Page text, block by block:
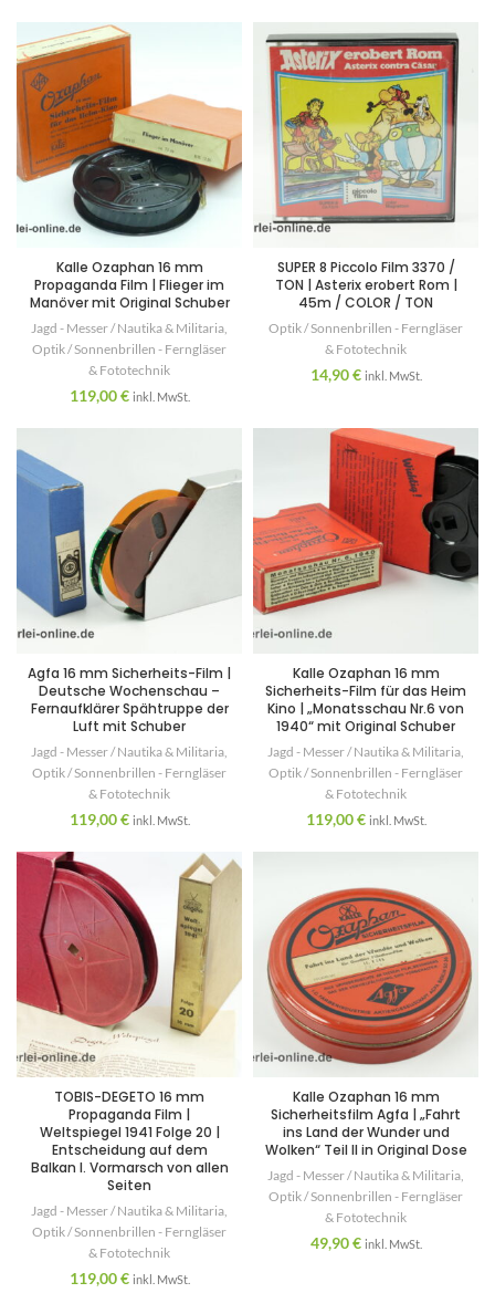
Kalle Ozaphan 16 mm
Propaganda Film | Flieger im
Manöver mit Original Schuber
Jagd - Messer / Nautika & Militaria
Optik / Sonnenbrillen - Ferngläser
& Fototechnik
119,00€ inkl. MwSt.
SUPER 8 Piccolo Film 3370 /
TON | Asterix erobert Rom |
45m / COLOR / TON
Optik / Sonnenbrillen - Ferngläser
& Fototechnik
14,90€ inkl. MwSt.
Agfa 16 mm Sicherheits-Film |
Deutsche Wochenschau –
Fernaufklärer Spähtruppe der
Luft mit Schuber
Jagd - Messer / Nautika & Militaria
Optik / Sonnenbrillen - Ferngläser
& Fototechnik
119,00€ inkl. MwSt.
Kalle Ozaphan 16 mm
Sicherheits-Film für das Heim
Kino | „Monatsschau Nr.6 von
1940“ mit Original Schuber
Jagd - Messer / Nautika & Militaria
Optik / Sonnenbrillen - Ferngläser
& Fototechnik
119,00€ inkl. MwSt.
TOBIS-DEGETO 16 mm
Propaganda Film |
Weltspiegel 1941 Folge 20 |
Entscheidung auf dem
Balkan I. Vormarsch von allen
Seiten
Jagd - Messer / Nautika & Militaria
Optik / Sonnenbrillen - Ferngläser
& Fototechnik
119,00€ inkl. MwSt.
Kalle Ozaphan 16 mm
Sicherheitsfilm Agfa | „Fahrt
ins Land der Wunder und
Wolken“ Teil II in Original Dose
Jagd - Messer / Nautika & Militaria
Optik / Sonnenbrillen - Ferngläser
& Fototechnik
49,90€ inkl. MwSt.